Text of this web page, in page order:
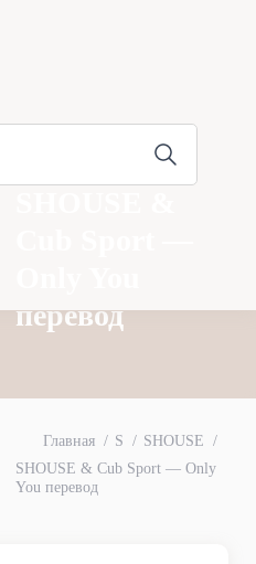
перевод
Главная S
SHOUSE
SHOUSE & Cub Sport — Only
You перевод